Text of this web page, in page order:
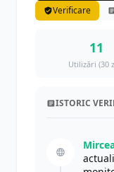
Verificare
11
Utilizări (30
ISTORIC